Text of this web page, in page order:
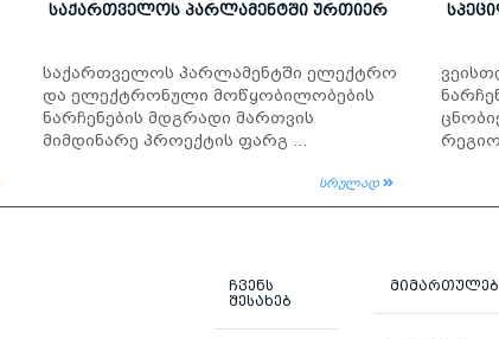
ᲡᲐᲥᲐᲠᲗᲕᲔᲚᲝᲡ ᲞᲐᲠᲚᲐᲛᲔᲜᲢᲨᲘ ᲣᲠᲗᲘᲔᲠ
საქართველოს პარლამენტში ელექტრო
და ელექტრონული მოწყობილობების
ნარჩენების მდგრადი მართვის
მიმდინარე პროექტის ფარგ ...
სრულად
ᲩᲕᲔᲜᲡ
ᲨᲔᲡᲐᲮᲔᲑ